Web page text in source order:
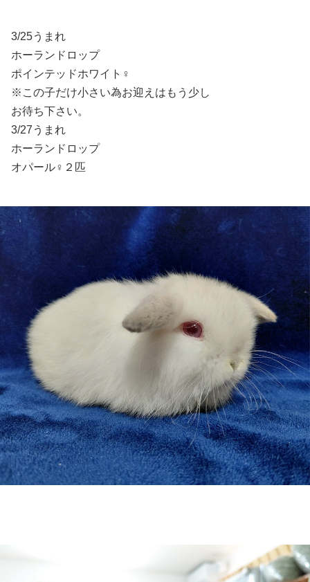
3/25うまれ
ホーランドロップ
ポインテッドホワイト♀️
※この子だけ小さい為お迎えはもう少し
お待ち下さい。
3/27うまれ
ホーランドロップ
オパール♀️２匹